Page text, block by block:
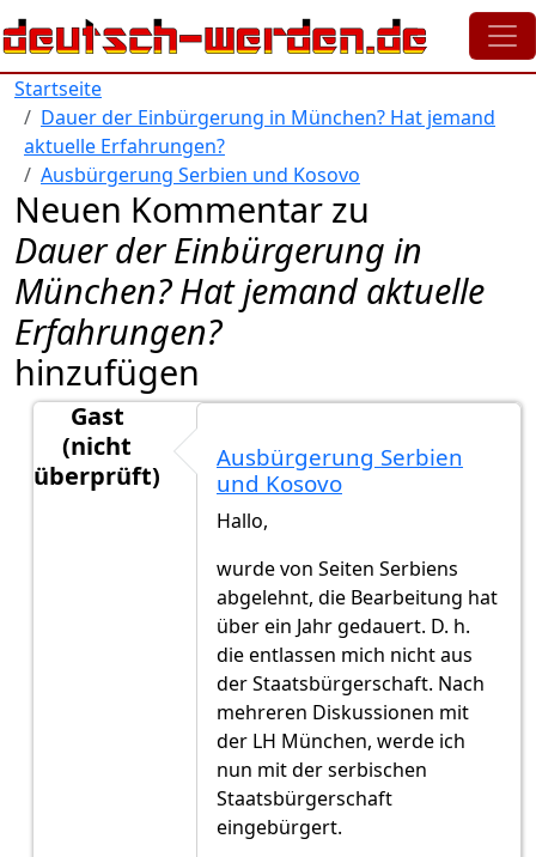
Direkt zum Inhalt
Startseite
Dauer der Einbürgerung in München? Hat jemand
aktuelle Erfahrungen?
Ausbürgerung Serbien und Kosovo
Neuen Kommentar zu
Dauer der Einbürgerung in
München? Hat jemand aktuelle
Erfahrungen?
hinzufügen
Gast
(nicht
überprüft)
Ausbürgerung Serbien
und Kosovo
Hallo,
wurde von Seiten Serbiens
abgelehnt, die Bearbeitung hat
über ein Jahr gedauert. D. h.
die entlassen mich nicht aus
der Staatsbürgerschaft. Nach
mehreren Diskussionen mit
der LH München, werde ich
nun mit der serbischen
Staatsbürgerschaft
eingebürgert.